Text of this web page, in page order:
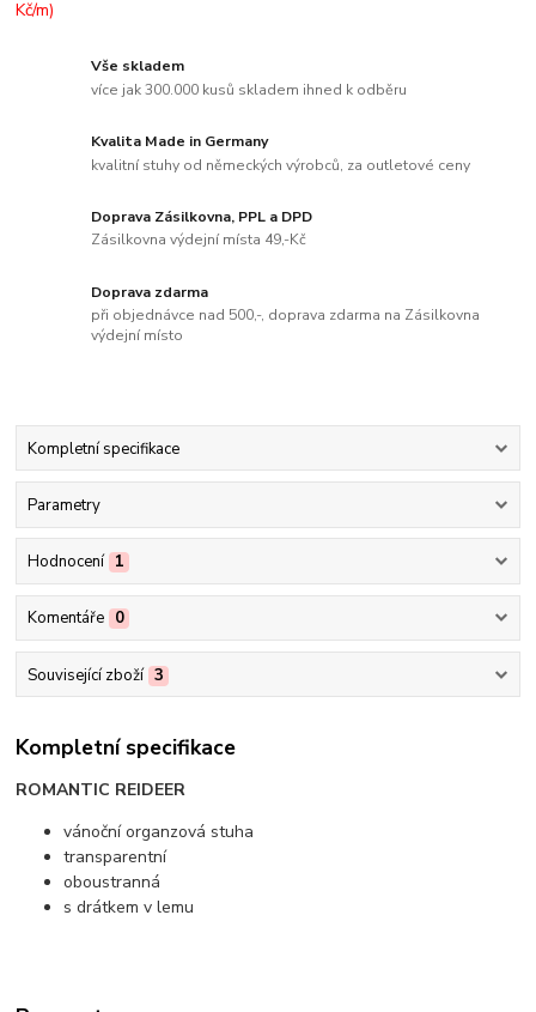
Vše skladem
více jak 300.000 kusů skladem ihned k odběru
Kvalita Made in Germany
kvalitní stuhy od německých výrobců, za outletové ceny
Doprava Zásilkovna, PPL a DPD
Zásilkovna výdejní místa 49,-Kč
Doprava zdarma
při objednávce nad 500,-, doprava zdarma na Zásilkovna
výdejní místo
Kompletní specifikace
Parametry
Hodnocení 1
Komentáře 0
Související zboží 3
Kompletní specifikace
ROMANTIC REIDEER
vánoční organzová stuha
transparentní
oboustranná
s drátkem v lemu